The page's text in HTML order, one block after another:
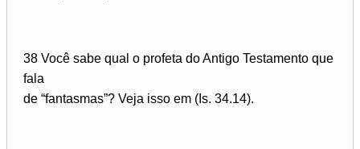
38 Você sabe qual o profeta do Antigo Testamento que
fala
de “fantasmas”? Veja isso em (Is. 34.14).